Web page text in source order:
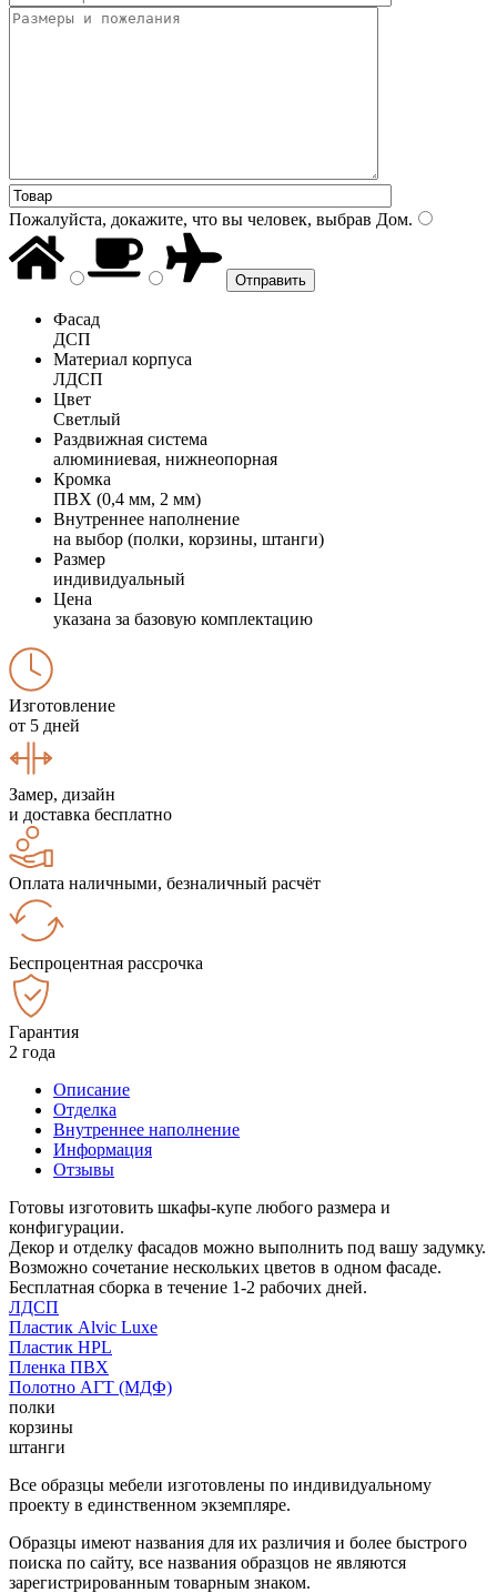
Пожалуйста, докажите, что вы человек, выбрав Дом.
Фасад
ДСП
Материал корпуса
ЛДСП
Цвет
Светлый
Раздвижная система
алюминиевая, нижнеопорная
Кромка
ПВХ (0,4 мм, 2 мм)
Внутреннее наполнение
на выбор (полки, корзины, штанги)
Размер
индивидуальный
Цена
указана за базовую комплектацию
Изготовление
от 5 дней
Замер, дизайн
и доставка бесплатно
Оплата наличными, безналичный расчёт
Беспроцентная рассрочка
Гарантия
2 года
Описание
Отделка
Внутреннее наполнение
Информация
Отзывы
Готовы изготовить шкафы-купе любого размера и
конфигурации.
Декор и отделку фасадов можно выполнить под вашу задумку.
Возможно сочетание нескольких цветов в одном фасаде.
Бесплатная сборка в течение 1-2 рабочих дней.
ЛДСП
Пластик Alvic Luxe
Пластик HPL
Пленка ПВХ
Полотно АГТ (МДФ)
полки
корзины
штанги
Все образцы мебели изготовлены по индивидуальному
проекту в единственном экземпляре.
Образцы имеют названия для их различия и более быстрого
поиска по сайту, все названия образцов не являются
зарегистрированным товарным знаком.